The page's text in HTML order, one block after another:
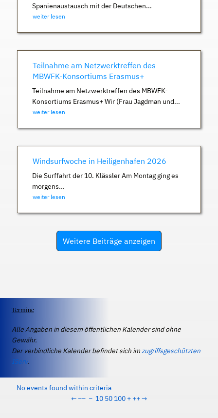
Spanienaustausch mit der Deutschen...
weiter lesen
Teilnahme am Netzwerktreffen des
MBWFK-Konsortiums Erasmus+
Teilnahme am Netzwerktreffen des MBWFK-
Konsortiums Erasmus+ Wir (Frau Jagdman und...
weiter lesen
Windsurfwoche in Heiligenhafen 2026
Die Surffahrt der 10. Klässler Am Montag ging es
morgens...
weiter lesen
Weitere Beiträge anzeigen
Termine
Alle Angaben in diesem öffentlichen Kalender sind ohne
Gewähr.
Der verbindliche Kalender befindet sich imzugriffsgeschützten
IServ.
No events found within criteria
← −− − 10 50 100 + ++→